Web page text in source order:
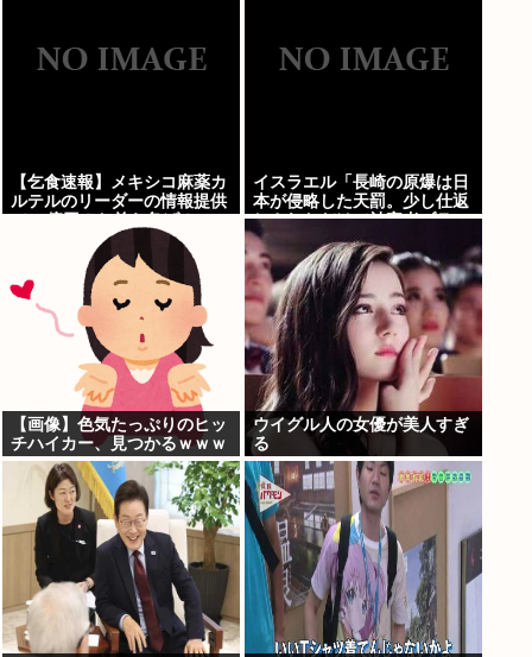
【乞食速報】メキシコ麻薬カ
ルテルのリーダーの情報提供
イスラエル「長崎の原爆は日
本が侵略した天罰。少し仕返
しされただけで被害者ヅラ。
追悼されるべきは侵略された
中国や韓国の人々だよ
【画像】色気たっぷりのヒッ
チハイカー、見つかるｗｗｗ
ウイグル人の女優が美人すぎ
る